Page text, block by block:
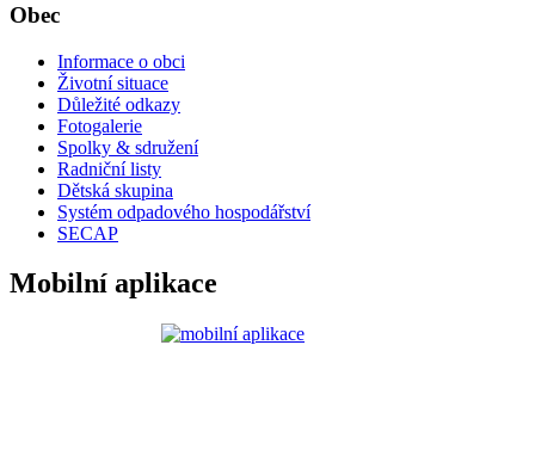
Obec
Informace o obci
Životní situace
Důležité odkazy
Fotogalerie
Spolky & sdružení
Radniční listy
Dětská skupina
Systém odpadového hospodářství
SECAP
Mobilní aplikace